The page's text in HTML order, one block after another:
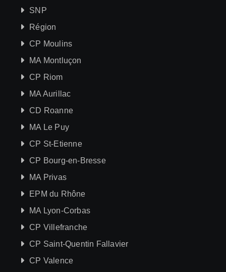
SNP
Région
CP Moulins
MA Montluçon
CP Riom
MA Aurillac
CD Roanne
MA Le Puy
CP St-Etienne
CP Bourg-en-Bresse
MA Privas
EPM du Rhône
MA Lyon-Corbas
CP Villefranche
CP Saint-Quentin Fallavier
CP Valence